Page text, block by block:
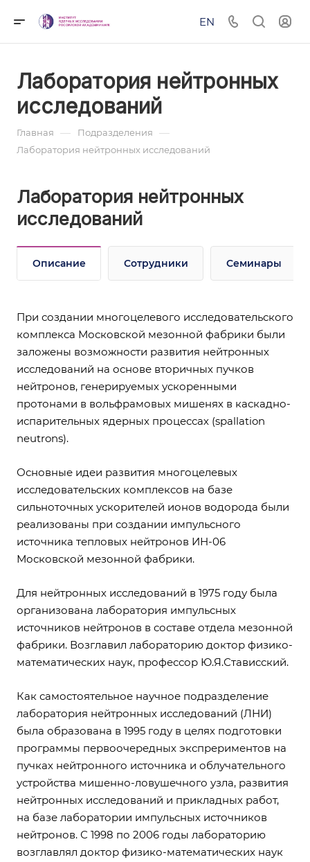
EN
Лаборатория нейтронных
исследований
Главная — Подразделения —
Лаборатория нейтронных исследований
Лаборатория нейтронных
исследований
Описание Сотрудники Семинары
При создании многоцелевого исследовательского
комплекса Московской мезонной фабрики были
заложены возможности развития нейтронных
исследований на основе вторичных пучков
нейтронов, генерируемых ускоренными
протонами в вольфрамовых мишенях в каскадно-
испарительных ядерных процессах (spallation
neutrons).
Основные идеи развития многоцелевых
исследовательских комплексов на базе
сильноточных ускорителей ионов водорода были
реализованы при создании импульсного
источника тепловых нейтронов ИН-06
Московской мезонной фабрики.
Для нейтронных исследований в 1975 году была
организована лаборатория импульсных
источников нейтронов в составе отдела мезонной
фабрики. Возглавил лабораторию доктор физико-
математических наук, профессор Ю.Я.Стависский.
Как самостоятельное научное подразделение
лаборатория нейтронных исследований (ЛНИ)
была образована в 1995 году в целях подготовки
программы первоочередных экспрериментов на
пучках нейтронного источника и облучательного
устройства мишенно-ловушечного узла, развития
нейтронных исследований и прикладных работ,
на базе лаборатории импульсных источников
нейтронов. С 1998 по 2006 годы лабораторию
возглавлял доктор физико-математических наук